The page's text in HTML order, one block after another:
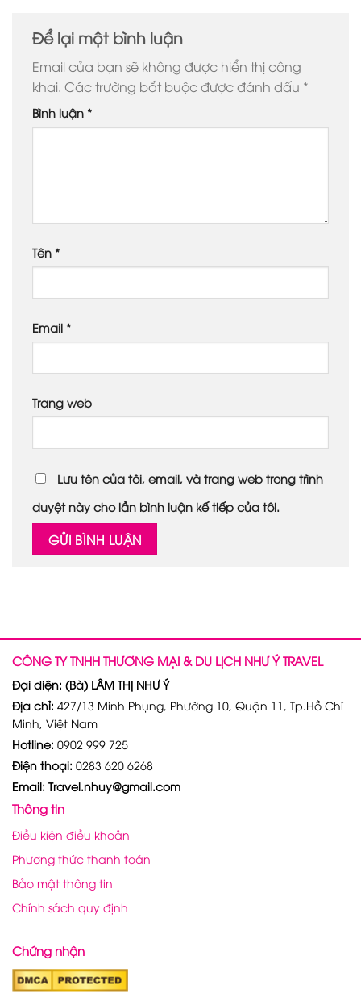
Để lại một bình luận
Email của bạn sẽ không được hiển thị công
khai. Các trường bắt buộc được đánh dấu *
Bình luận *
Tên *
Email *
Trang web
Lưu tên của tôi, email, và trang web trong trình
duyệt này cho lần bình luận kế tiếp của tôi.
CÔNG TY TNHH THƯƠNG MẠI & DU LỊCH NHƯ Ý TRAVEL
Đại diện: (Bà) LÂM THỊ NHƯ Ý
Địa chỉ: 427/13 Minh Phụng, Phường 10, Quận 11, Tp.Hồ Chí
Minh, Việt Nam
Hotline: 0902 999 725
Điện thoại: 0283 620 6268
Email: Travel.nhuy@gmail.com
Thông tin
Điều kiện điều khoản
Phương thức thanh toán
Bảo mật thông tin
Chính sách quy định
Chứng nhận